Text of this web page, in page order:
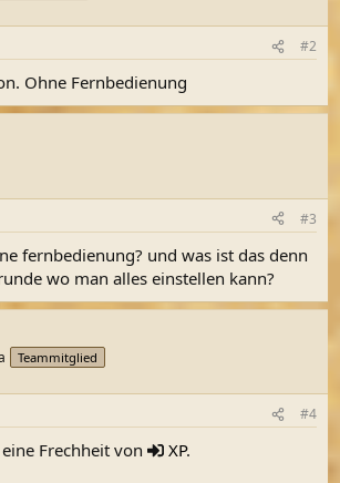
#2
Ohne Fernbedienung
#3
fernbedienung? und was ist das denn
wo man alles einstellen kann?
Teammitglied
#4
Frechheit von XP.